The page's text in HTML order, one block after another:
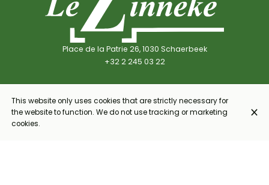
Place de la Patrie 26, 1030 Schaerbeek
+32 2 245 03 22
Opening hours
Monday
This website only uses cookies that are strictly necessary for
the website to function. We do not use tracking or marketing
cookies.